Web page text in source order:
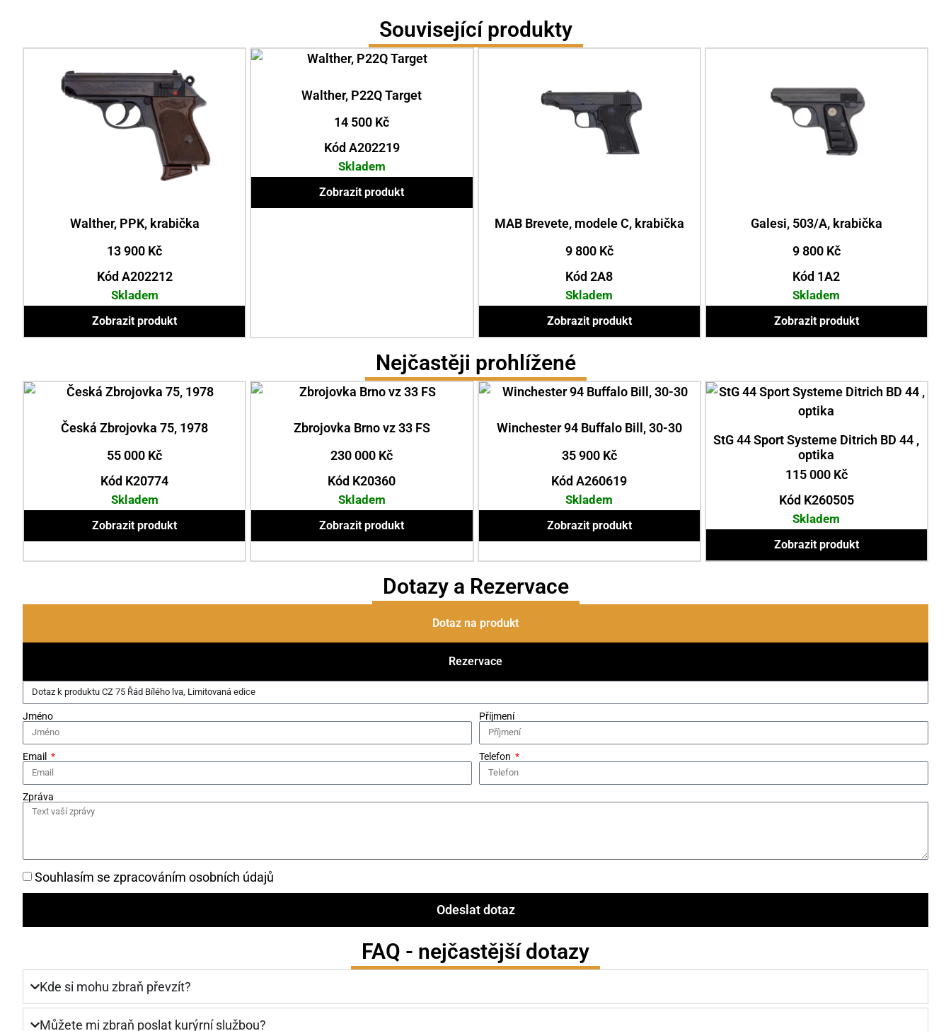
Související produkty
Walther, PPK, krabička
13 900 Kč
Kód A202212
Skladem
Zobrazit produkt
Walther, P22Q Target
14 500 Kč
Kód A202219
Skladem
Zobrazit produkt
MAB Brevete, modele C, krabička
9 800 Kč
Kód 2A8
Skladem
Zobrazit produkt
Galesi, 503/A, krabička
9 800 Kč
Kód 1A2
Skladem
Zobrazit produkt
Nejčastěji prohlížené
Česká Zbrojovka 75, 1978
55 000 Kč
Kód K20774
Skladem
Zobrazit produkt
Zbrojovka Brno vz 33 FS
230 000 Kč
Kód K20360
Skladem
Zobrazit produkt
Winchester 94 Buffalo Bill, 30-30
35 900 Kč
Kód A260619
Skladem
Zobrazit produkt
StG 44 Sport Systeme Ditrich BD 44 ,
optika
115 000 Kč
Kód K260505
Skladem
Zobrazit produkt
Dotazy a Rezervace
Dotaz na produkt
Rezervace
Jméno Příjmení
Email Telefon
Zpráva
Souhlasím se zpracováním osobních údajů
Odeslat dotaz
FAQ - nejčastější dotazy
Kde si mohu zbraň převzít?
Můžete mi zbraň poslat kurýrní službou?